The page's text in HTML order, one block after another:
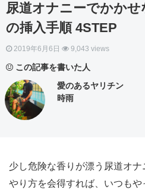
尿道オナニーでかか
の挿入手順 4STEP
2019年6月6日 9,043 views
この記事を書いた人
愛のあるヤリチン
時雨
少し危険な香りが漂う尿道オ
やり方を会得すれば、いつも